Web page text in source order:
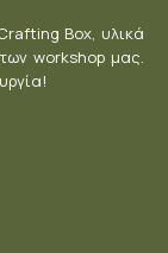
Box, υλικά
workshop μας.